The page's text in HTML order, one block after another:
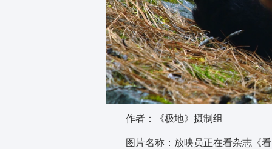
作者：《极地》摄制组
图片名称：放映员正在看杂志《看